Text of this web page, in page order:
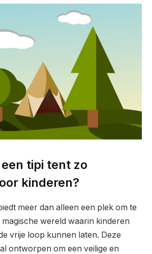
tipi tent zo
kinderen?
meer dan alleen een plek om te
magische wereld waarin kinderen
vrije loop kunnen laten. Deze
ontworpen om een veilige en